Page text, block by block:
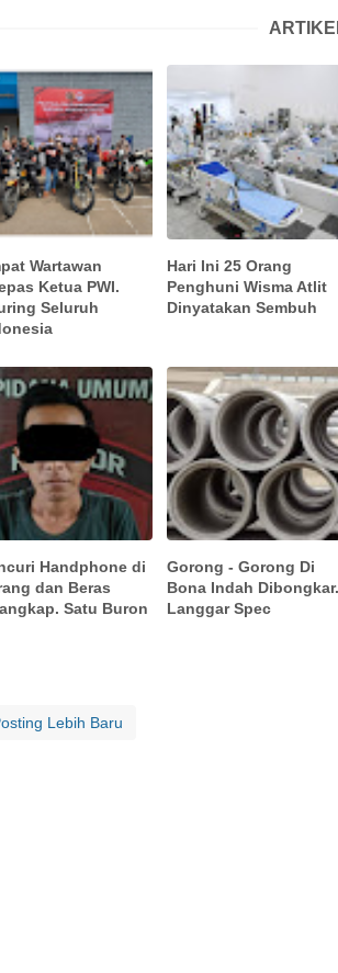
Wartawan
Ketua PWI.
Seluruh
Hari Ini 25 Orang
Penghuni Wisma Atlit
Dinyatakan Sembuh
Handphone di
dan Beras
Satu Buron
Gorong - Gorong Di
Bona Indah Dibongkar.
Langgar Spec
Lebih Baru